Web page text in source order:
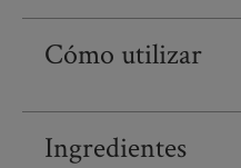
Cómo utilizar
Ingredientes